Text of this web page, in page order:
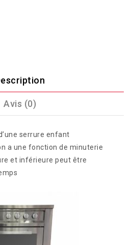
Avis (0)
serrure enfant
a une fonction de minuterie
et inférieure peut être